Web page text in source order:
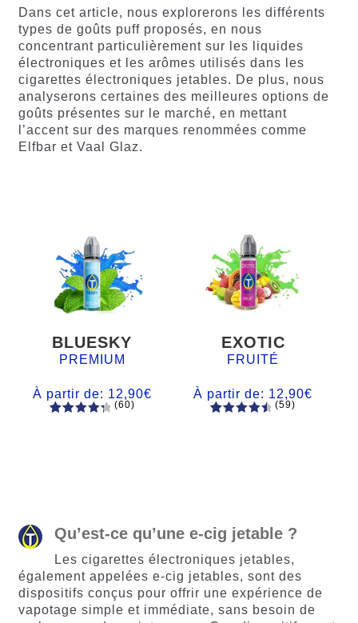
Dans cet article, nous explorerons les différents
types de goûts puff proposés, en nous
concentrant particulièrement sur les liquides
électroniques et les arômes utilisés dans les
cigarettes électroniques jetables. De plus, nous
analyserons certaines des meilleures options de
goûts présentes sur le marché, en mettant
l’accent sur des marques renommées comme
Elfbar et Vaal Glaz.
BLUESKY
PREMIUM
À partir de: 12,90€
(60)
EXOTIC
FRUITÉ
À partir de: 12,90€
(59)
Qu’est-ce qu’une e-cig jetable ?
Les cigarettes électroniques jetables,
également appelées e-cig jetables, sont des
dispositifs conçus pour offrir une expérience de
vapotage simple et immédiate, sans besoin de